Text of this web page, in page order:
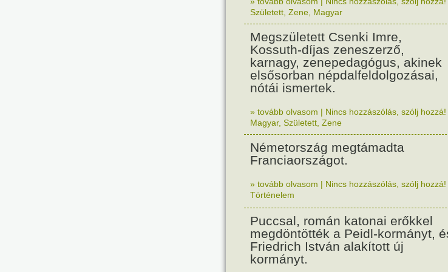
Született Zene Magyar
Megszületett Csenki Imre,
Kossuth-díjas zeneszerző,
karnagy, zenepedagógus, akinek
elsősorban népdalfeldolgozásai,
nótái ismertek.
» tovább olvasom | Nincs hozzászólás, szólj hozzá!
Magyar, Született Zene
Németország megtámadta
Franciaországot.
» tovább olvasom | Nincs hozzászólás, szólj hozzá!
Történelem
Puccsal, román katonai erőkkel
megdöntötték a Peidl-kormányt,
Friedrich István alakított új
kormányt.